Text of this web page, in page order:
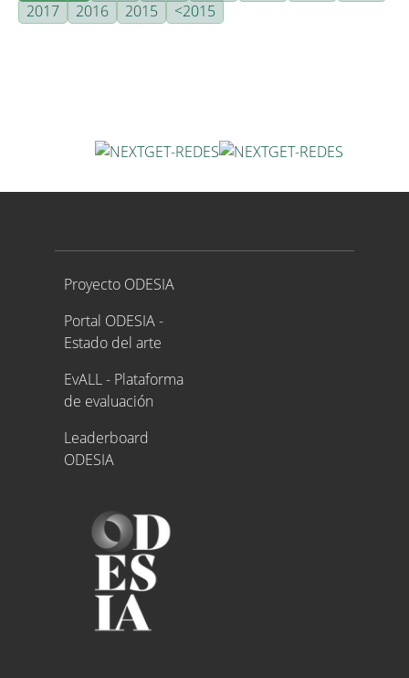
2017
2016 2015 <2015
Proyecto ODESIA
Proyecto ODESIA
Portal ODESIA -
Estado del arte
EvALL - Plataforma
de evaluación
Leaderboard
ODESIA